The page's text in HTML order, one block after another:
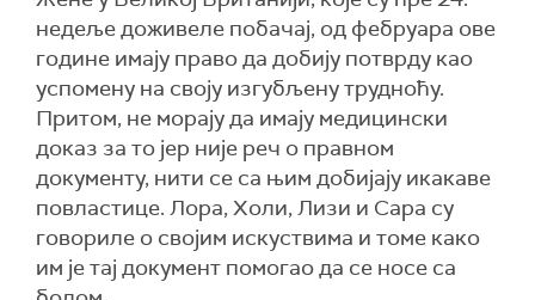
недеље доживеле побачај, од фебруара ове
године имају право да добију потврду као
успомену на своју изгубљену трудноћу.
Притом, не морају да имају медицински
доказ за то јер није реч о правном
документу, нити се са њим добијају икакаве
повластице. Лoра, Холи, Лизи и Сара су
говориле о својим искуствима и томе како
им је тај документ помогао да се носе са